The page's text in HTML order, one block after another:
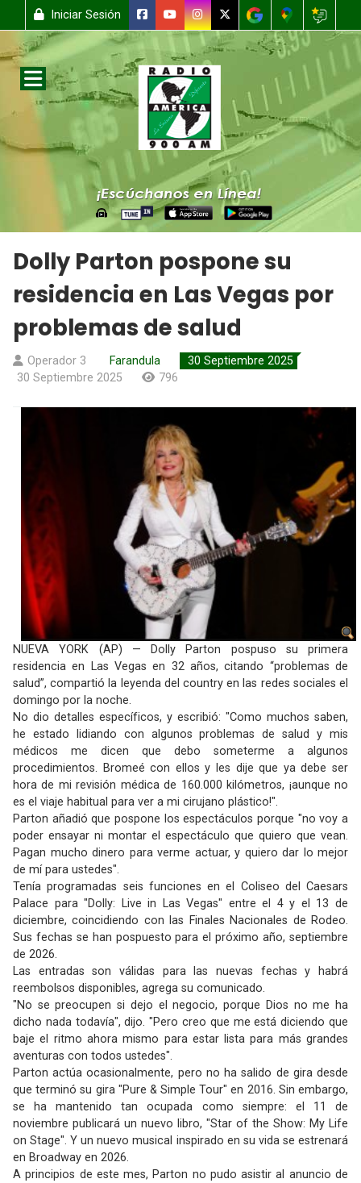
Iniciar Sesión
Dolly Parton pospone su
residencia en Las Vegas por
problemas de salud
Operador 3 Farandula
30 Septiembre 2025
30 Septiembre 2025
796
NUEVA YORK (AP) — Dolly Parton pospuso su primera
residencia en Las Vegas en 32 años, citando “problemas de
salud”, compartió la leyenda del country en las redes sociales el
domingo por la noche.
No dio detalles específicos, y escribió: "Como muchos saben,
he estado lidiando con algunos problemas de salud y mis
médicos me dicen que debo someterme a algunos
procedimientos. Bromeé con ellos y les dije que ya debe ser
hora de mi revisión médica de 160.000 kilómetros, ¡aunque no
es el viaje habitual para ver a mi cirujano plástico!".
Parton añadió que pospone los espectáculos porque "no voy a
poder ensayar ni montar el espectáculo que quiero que vean.
Pagan mucho dinero para verme actuar, y quiero dar lo mejor
de mí para ustedes".
Tenía programadas seis funciones en el Coliseo del Caesars
Palace para "Dolly: Live in Las Vegas" entre el 4 y el 13 de
diciembre, coincidiendo con las Finales Nacionales de Rodeo.
Sus fechas se han pospuesto para el próximo año, septiembre
de 2026.
Las entradas son válidas para las nuevas fechas y habrá
reembolsos disponibles, agrega su comunicado.
"No se preocupen si dejo el negocio, porque Dios no me ha
dicho nada todavía", dijo. "Pero creo que me está diciendo que
baje el ritmo ahora mismo para estar lista para más grandes
aventuras con todos ustedes".
Parton actúa ocasionalmente, pero no ha salido de gira desde
que terminó su gira "Pure & Simple Tour" en 2016. Sin embargo,
se ha mantenido tan ocupada como siempre: el 11 de
noviembre publicará un nuevo libro, "Star of the Show: My Life
on Stage". Y un nuevo musical inspirado en su vida se estrenará
en Broadway en 2026.
A principios de este mes, Parton no pudo asistir al anuncio de